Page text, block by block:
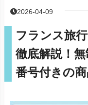
2026-04-09
フランス旅
徹底解説！
番号付きの